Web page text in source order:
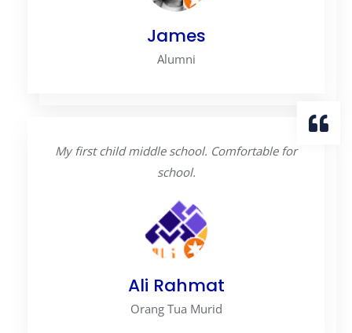
James
Alumni
My first child middle school. Comfortable for
school.
Ali Rahmat
Orang Tua Murid